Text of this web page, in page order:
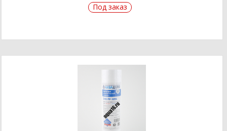
Под заказ